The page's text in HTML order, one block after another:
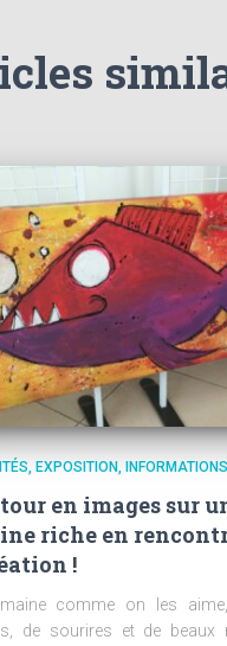
EXPOSITION INFORMATIONS
en images sur
riche en
!
comme on les
de sourires et de beaux